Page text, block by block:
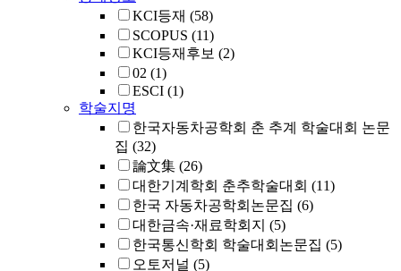
KCI등재 (58)
SCOPUS (11)
KCI등재후보 (2)
02 (1)
ESCI (1)
학술지명
한국자동차공학회 춘 추계 학술대회 논문
집 (32)
論文集 (26)
대한기계학회 춘추학술대회 (11)
한국 자동차공학회논문집 (6)
대한금속·재료학회지 (5)
한국통신학회 학술대회논문집 (5)
오토저널 (5)